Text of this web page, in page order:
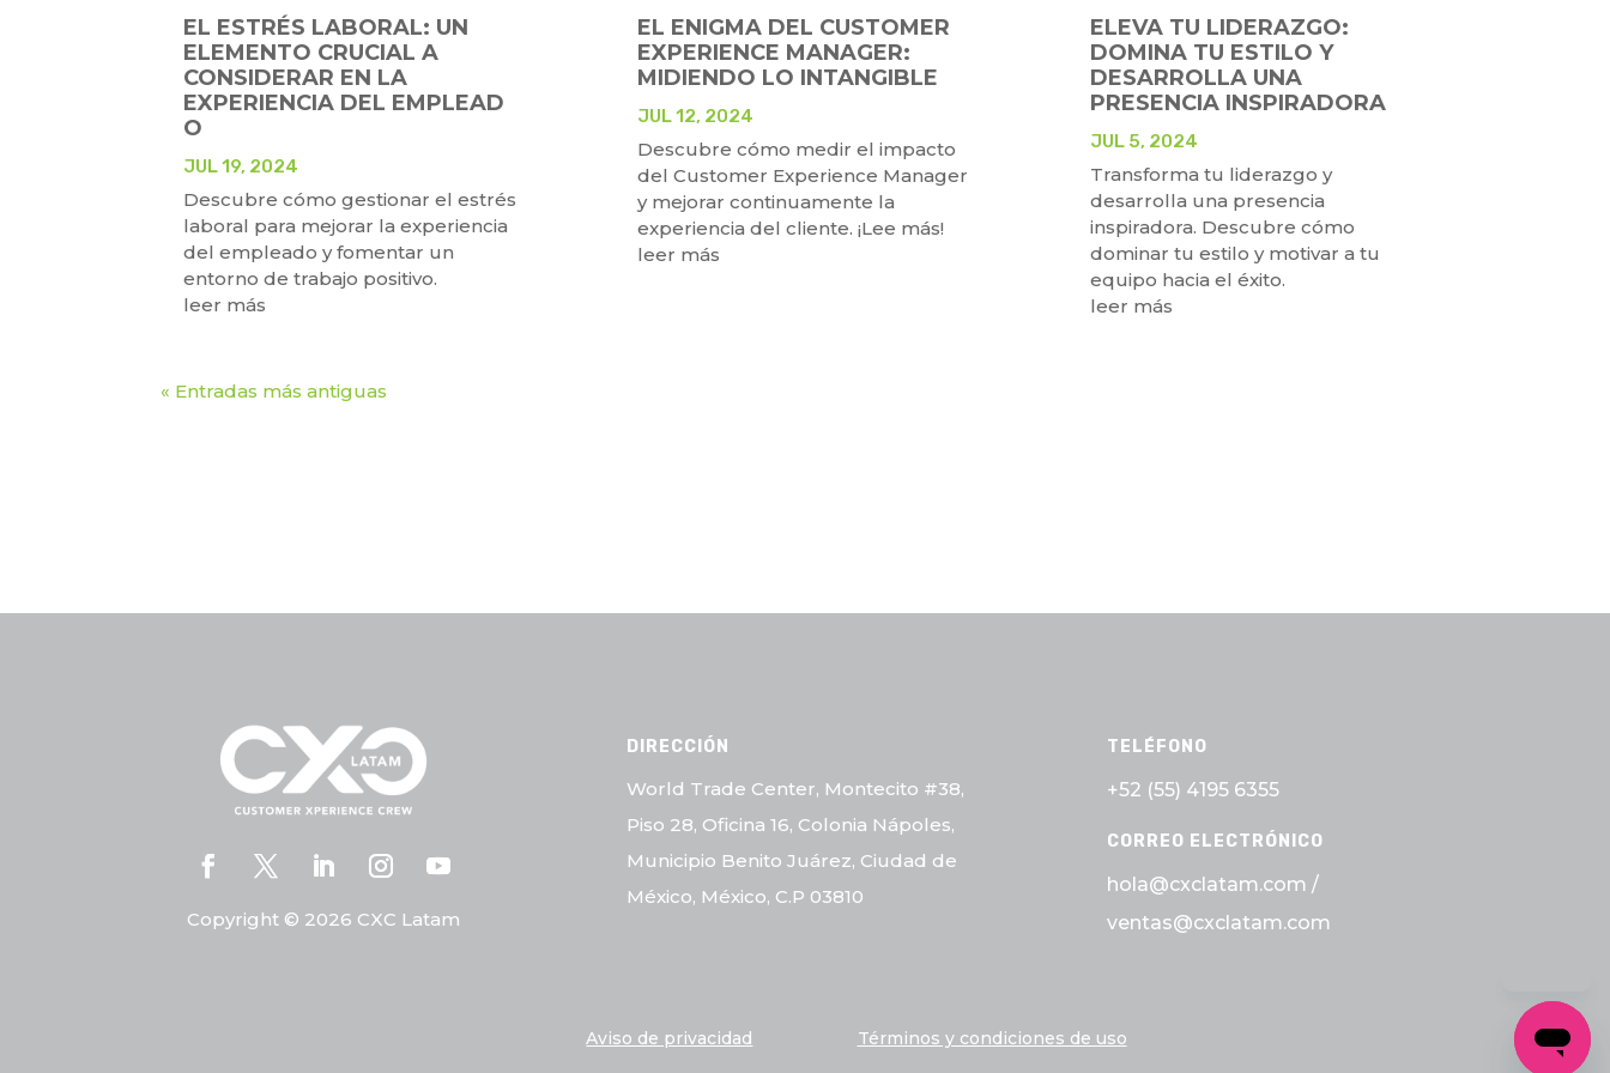
EL ESTRÉS LABORAL: UN
ELEMENTO CRUCIAL A
CONSIDERAR EN LA
EXPERIENCIA DEL EMPLEAD
O
JUL 19, 2024
Descubre cómo gestionar el estrés
laboral para mejorar la experiencia
del empleado y fomentar un
entorno de trabajo positivo.
leer más
EL ENIGMA DEL CUSTOMER
EXPERIENCE MANAGER:
MIDIENDO LO INTANGIBLE
JUL 12, 2024
Descubre cómo medir el impacto
del Customer Experience Manager
y mejorar continuamente la
experiencia del cliente. ¡Lee más!
leer más
ELEVA TU LIDERAZGO:
DOMINA TU ESTILO Y
DESARROLLA UNA
PRESENCIA INSPIRADORA
JUL 5, 2024
Transforma tu liderazgo y
desarrolla una presencia
inspiradora. Descubre cómo
dominar tu estilo y motivar a tu
equipo hacia el éxito.
leer más
« Entradas más antiguas
Copyright © 2026 CXC Latam
DIRECCIÓN
World Trade Center, Montecito #38,
Piso 28, Oficina 16, Colonia Nápoles,
Municipio Benito Juárez, Ciudad de
México, México, C.P 03810
TELÉFONO
+52 (55) 4195 6355
CORREO ELECTRÓNICO
hola@cxclatam.com /
ventas@cxclatam.com
Aviso de privacidad Términos y condiciones de uso